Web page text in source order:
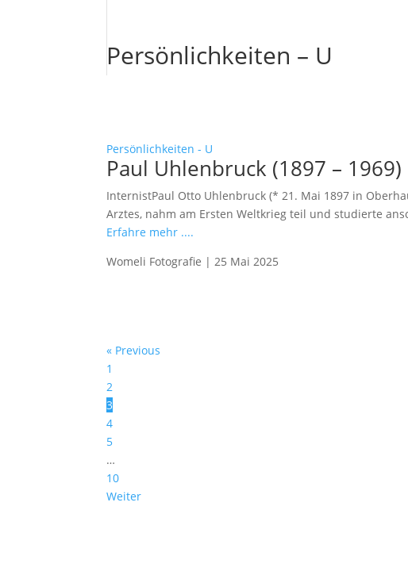
Persönlichkeiten – U
Persönlichkeiten - U
Paul Uhlenbruck (1897 – 1969)
InternistPaul Otto Uhlenbruck (* 21. Mai 1897 in
Arztes, nahm am Ersten Weltkrieg teil und studierte
Erfahre mehr ....
Womeli Fotografie |25 Mai 2025
« Previous
1
2
3
4
5
…
10
Weiter